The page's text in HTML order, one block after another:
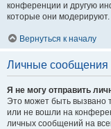
конференции и другую
которые они модерируют.
Вернуться к началу
Личные сообщения
Я не могу отправить
Это может быть вызвано
или не вошли на
личных сообщений на